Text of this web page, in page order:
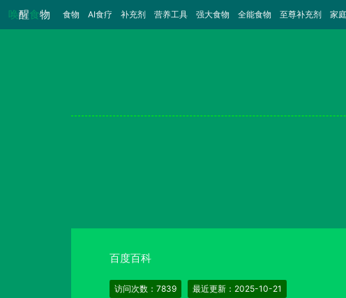
唤醒食物 食物 （当前）
AI食疗 补充剂 营养工具 强大食物 全能食物 至尊补充剂 家
食物
百度百科
访问次数：7839 最近更新：2025-10-21